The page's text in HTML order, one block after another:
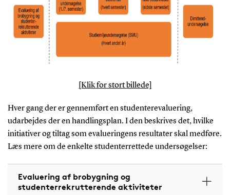
[Klik for stort billede]
Hver gang der er gennemført en studenterevaluering,
udarbejdes der en handlingsplan. I den beskrives det, hvilke
initiativer og tiltag som evalueringens resultater skal medføre.
Læs mere om de enkelte studenterrettede undersøgelser:
Evaluering af brobygning og
studenterrekrutterende aktiviteter